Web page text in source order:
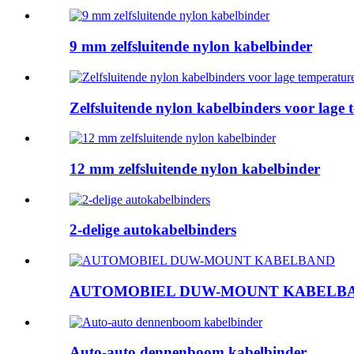
9 mm zelfsluitende nylon kabelbinder
Zelfsluitende nylon kabelbinders voor lage
12 mm zelfsluitende nylon kabelbinder
2-delige autokabelbinders
AUTOMOBIEL DUW-MOUNT